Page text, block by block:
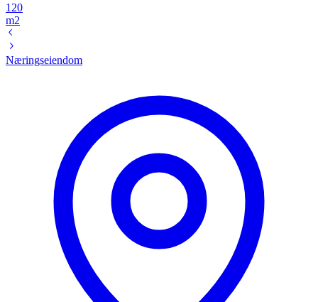
120
m2
Næringseiendom